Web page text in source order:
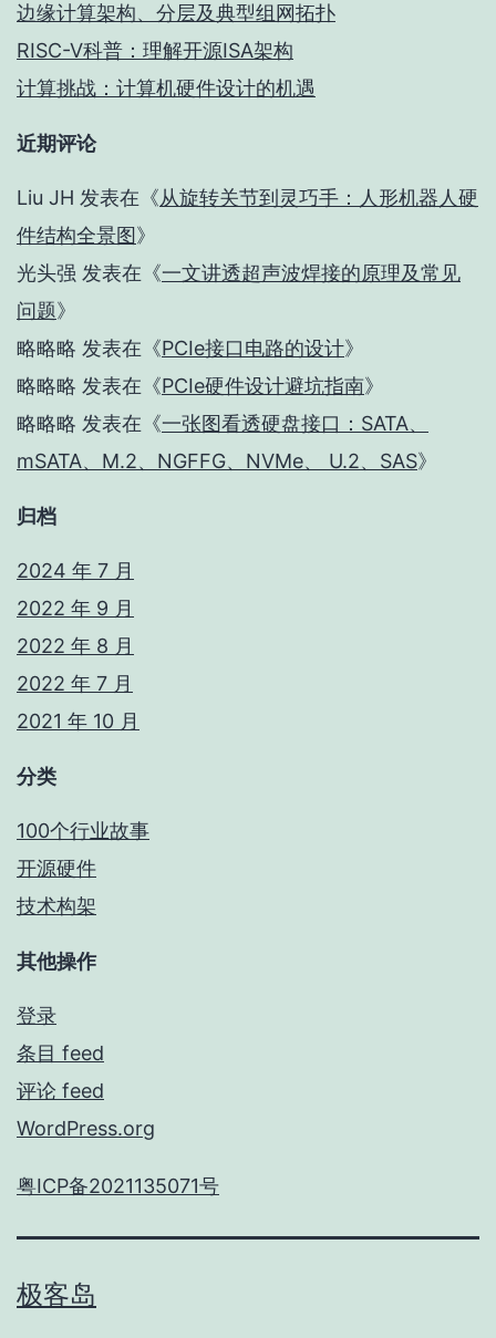
边缘计算架构、分层及典型组网拓扑
RISC-V科普：理解开源ISA架构
计算挑战：计算机硬件设计的机遇
近期评论
Liu JH 发表在《从旋转关节到灵巧手：人形机器人硬
件结构全景图》
光头强 发表在《一文讲透超声波焊接的原理及常见
问题》
略略略 发表在《PCIe接口电路的设计》
略略略 发表在《PCIe硬件设计避坑指南》
略略略 发表在《一张图看透硬盘接口：SATA、
mSATA、M.2、NGFFG、NVMe、 U.2、SAS》
归档
2024 年 7 月
2022 年 9 月
2022 年 8 月
2022 年 7 月
2021 年 10 月
分类
100个行业故事
开源硬件
技术构架
其他操作
登录
条目 feed
评论 feed
WordPress.org
粤ICP备2021135071号
极客岛